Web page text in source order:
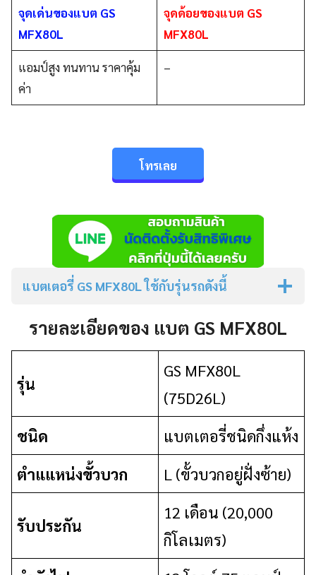
จุดเด่นของแบต GS
MFX80L
จุดด้อยของแบต GS
MFX80L
แอมป์สูง ทนทาน ราคาคุ้ม
ค่า
–
โทรเลย
แบตเตอรี่ GS MFX80L ใช้กับรุ่นรถดังนี้
รายละเอียดของ แบต GS MFX80L
รุ่น
GS MFX80L
(75D26L)
ชนิด
แบตเตอรี่ชนิดกึ่งแห้ง
ตำแแหน่งขั้วบวก
L (ขั้วบวกอยู่ฝั่งซ้าย)
รับประกัน
12 เดือน (20,000
กิโลเมตร)